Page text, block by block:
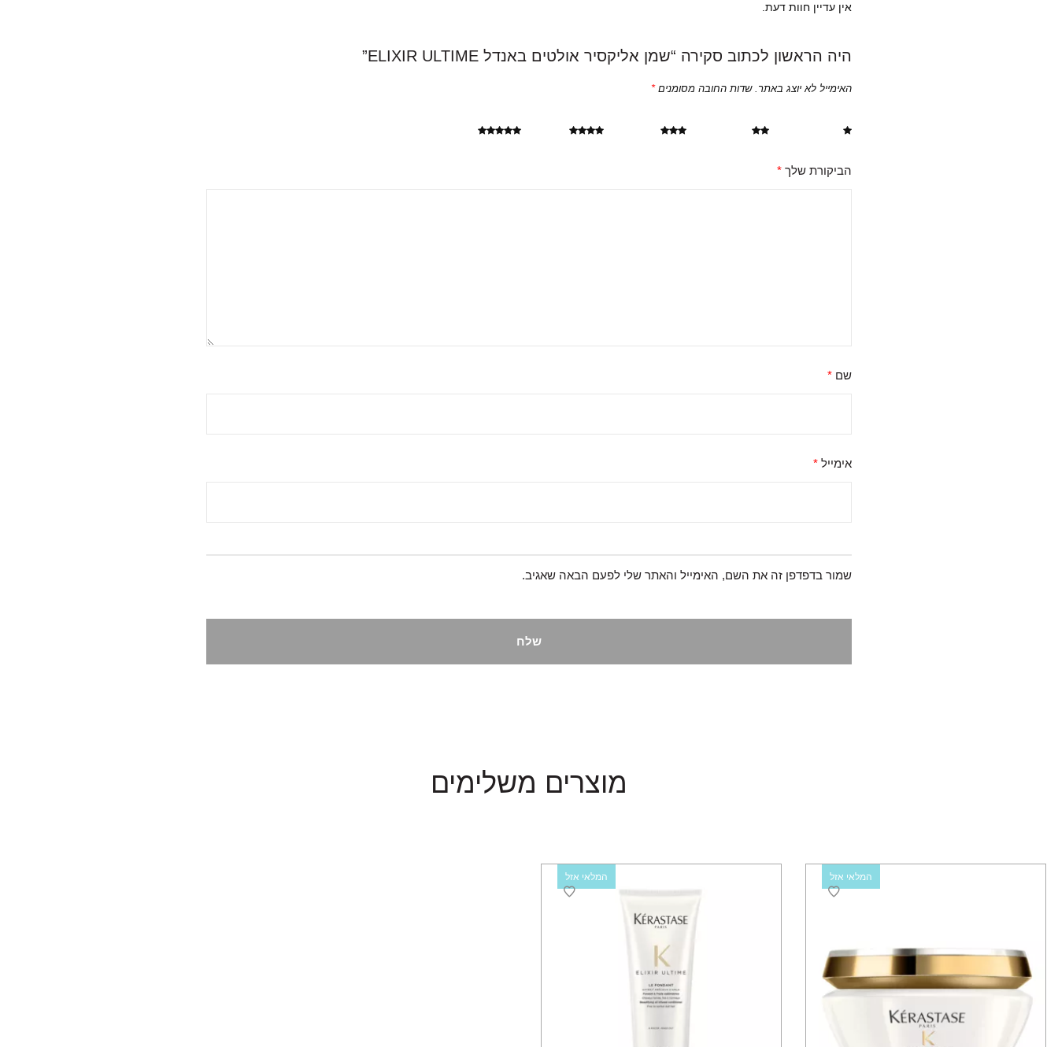
אין עדיין חוות דעת.
היה הראשון לכתוב סקירה “שמן אליקסיר אולטים באנדל ELIXIR ULTIME”
האימייל לא יוצג באתר. שדות החובה מסומנים*
הביקורת שלך *
שם *
אימייל *
שמור בדפדפן זה את השם, האימייל והאתר שלי לפעם הבאה שאגיב.
מוצרים משלימים
המלאי אזל המלאי אזל